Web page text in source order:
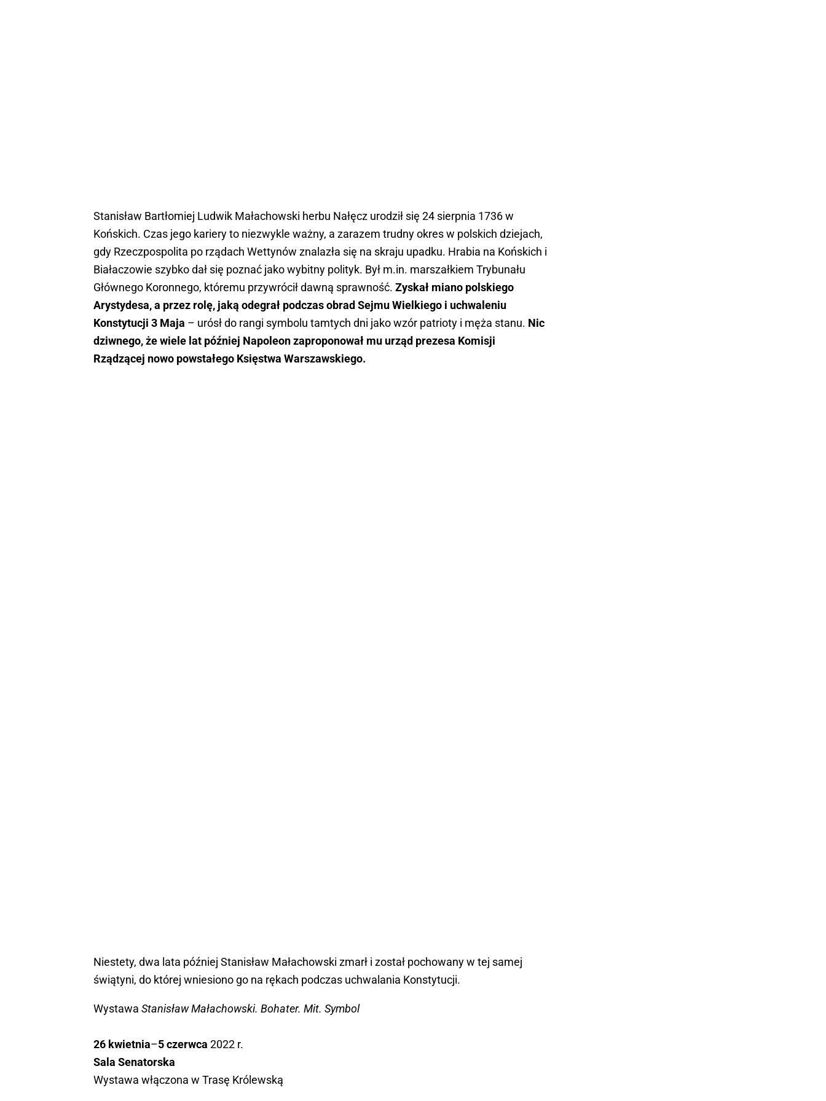
Stanisław Bartłomiej Ludwik Małachowski herbu Nałęcz urodził się 24 sierpnia 1736 w
Końskich. Czas jego kariery to niezwykle ważny, a zarazem trudny okres w polskich dziejach,
gdy Rzeczpospolita po rządach Wettynów znalazła się na skraju upadku. Hrabia na Końskich i
Białaczowie szybko dał się poznać jako wybitny polityk. Był m.in. marszałkiem Trybunału
Głównego Koronnego, któremu przywrócił dawną sprawność. Zyskał miano polskiego
Arystydesa, a przez rolę, jaką odegrał podczas obrad Sejmu Wielkiego i uchwaleniu
Konstytucji 3 Maja – urósł do rangi symbolu tamtych dni jako wzór patrioty i męża stanu. Nic
dziwnego, że wiele lat później Napoleon zaproponował mu urząd prezesa Komisji
Rządzącej nowo powstałego Księstwa Warszawskiego.
Niestety, dwa lata później Stanisław Małachowski zmarł i został pochowany w tej samej
świątyni, do której wniesiono go na rękach podczas uchwalania Konstytucji.
Wystawa Stanisław Małachowski. Bohater. Mit. Symbol
26 kwietnia–5 czerwca 2022 r.
Sala Senatorska
Wystawa włączona w Trasę Królewską